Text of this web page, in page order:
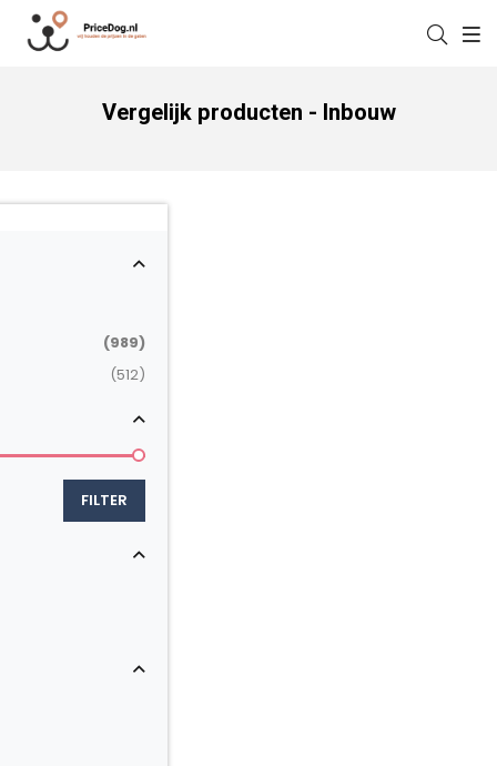
Vergelijk producten - Inbouw
(989)
(512)